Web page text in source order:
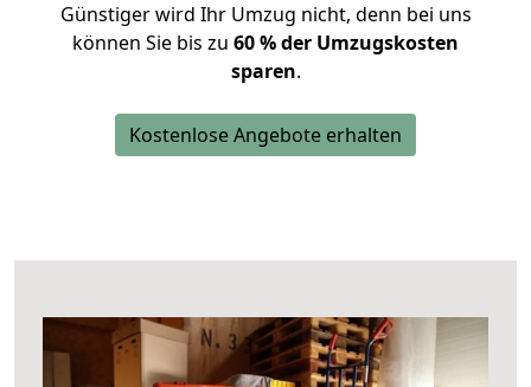
Günstiger wird Ihr Umzug nicht, denn bei uns
können Sie bis zu 60 % der Umzugskosten
sparen.
Kostenlose Angebote erhalten